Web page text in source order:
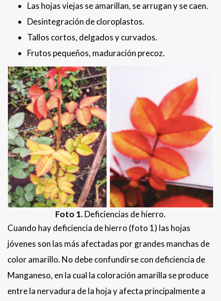
Las hojas viejas se amarillan, se arrugan y se caen.
Desintegración de cloroplastos.
Tallos cortos, delgados y curvados.
Frutos pequeños, maduración precoz.
Foto 1.Deficiencias de hierro.
Cuando hay deficiencia de hierro (foto 1) las hojas
jóvenes son las más afectadas por grandes manchas de
color amarillo. No debe confundirse con deficiencia de
Manganeso, en la cual la coloración amarilla se produce
entre la nervadura de la hoja y afecta principalmente a